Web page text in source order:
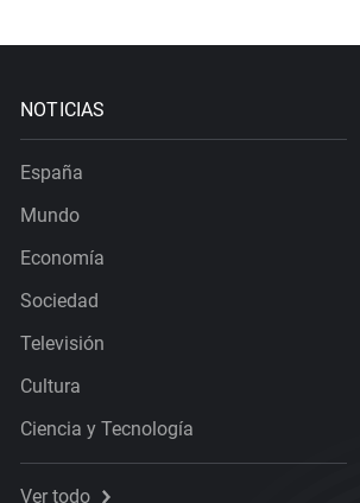
NOTICIAS
España
Mundo
Economía
Sociedad
Televisión
Cultura
Ciencia y Tecnología
Ver todo